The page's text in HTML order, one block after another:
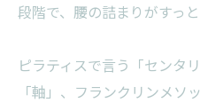
段階で、腰の詰まりがすっ
ピラティスで言う「センタ
「軸」、フランクリンメソ